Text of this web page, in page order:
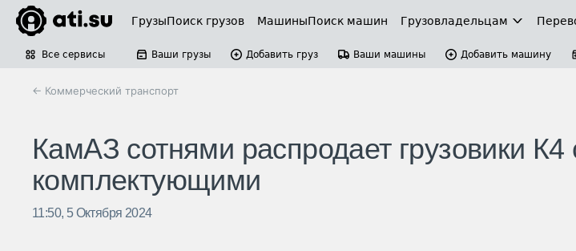
ГрузыПоиск грузов МашиныПоиск машин Грузовладельцам
Все сервисы Ваши грузы Добавить груз Ваши машины Добавить машину
← Коммерческий транспорт
КамАЗ сотнями распродает грузовики
комплектующими
11:50, 5 Октября 2024